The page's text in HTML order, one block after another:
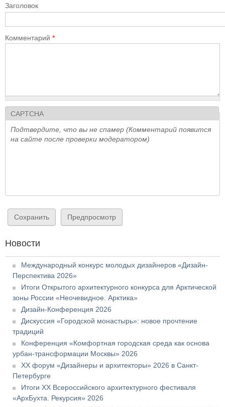
Заголовок
Комментарий *
CAPTCHA
Подтвердите, что вы не спамер (Комментарий появится
на сайте после проверки модератором)
Новости
Международный конкурс молодых дизайнеров «Дизайн-
Перспектива 2026»
Итоги Открытого архитектурного конкурса для Арктической
зоны России «Неочевидное. Арктика»
Дизайн-Конференция 2026
Дискуссия «Городской монастырь»: новое прочтение
традиций
Конференция «Комфортная городская среда как основа
урбан-трансформации Москвы» 2026
XX форум «Дизайнеры и архитекторы» 2026 в Санкт-
Петербурге
Итоги XX Всероссийского архитектурного фестиваля
«АрхБухта. Рекурсия» 2026